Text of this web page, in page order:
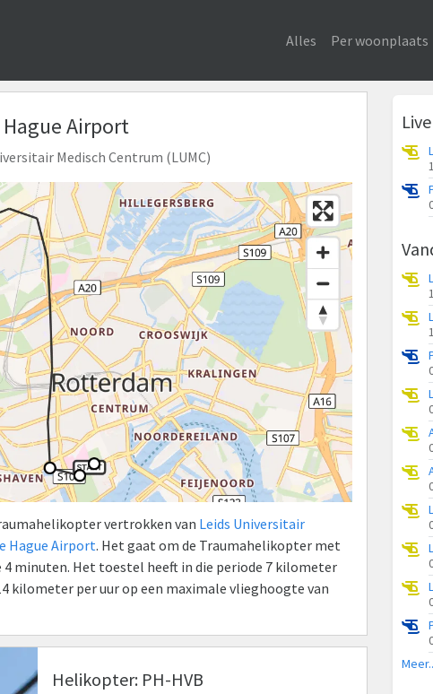
Alles Per woonplaats
Airport
Medisch Centrum (LUMC)
vertrokken van Leids Universitair
Hague Airport. Het gaat om de Traumahelikopter met
minuten. Het toestel heeft in die periode 7 kilometer
kilometer per uur op een maximale vlieghoogte van
Helikopter: PH-HVB